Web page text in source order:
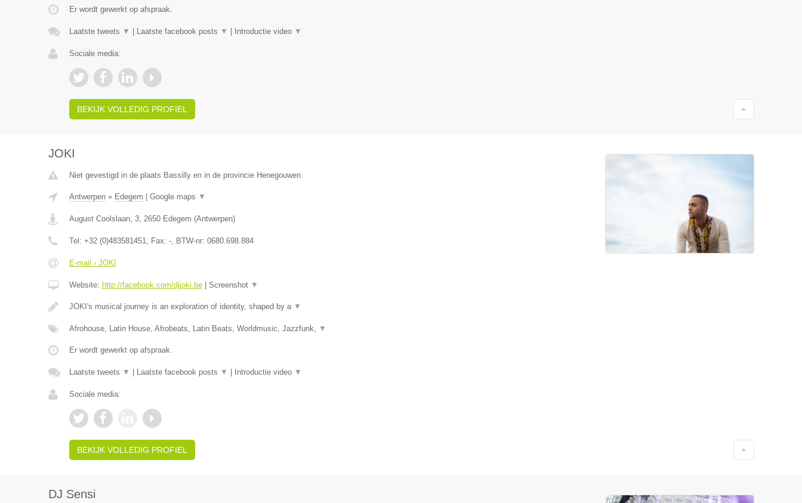
Er wordt gewerkt op afspraak.
Laatste tweets ▼ Laatste facebook posts ▼ Introductie video ▼
Sociale media:
BEKIJK VOLLEDIG PROFIEL
JOKI
Niet gevestigd in de plaats Bassilly en in de provincie Henegouwen.
Antwerpen» Edegem Google maps ▼
August Coolslaan, 3, 2650 Edegem (Antwerpen)
Tel: +32 (0)483581451, Fax: -, BTW-nr: 0680.698.884
E-mail › JOKI
Website: http://facebook.com/djjoki.be| Screenshot ▼
JOKI's musical journey is an exploration of identity, shaped by a ▼
Afrohouse, Latin House, Afrobeats, Latin Beats, Worldmusic, Jazzfunk, ▼
Er wordt gewerkt op afspraak.
Laatste tweets ▼ Laatste facebook posts ▼ Introductie video ▼
Sociale media:
BEKIJK VOLLEDIG PROFIEL
DJ Sensi